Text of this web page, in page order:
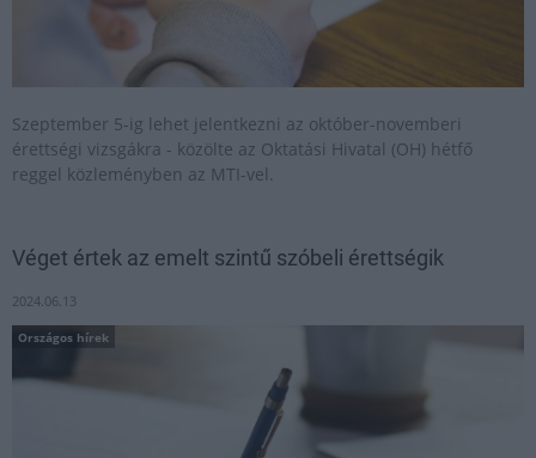
Szeptember 5-ig lehet jelentkezni az október-novemberi
érettségi vizsgákra - közölte az Oktatási Hivatal (OH) hétfő
reggel közleményben az MTI-vel.
Véget értek az emelt szintű szóbeli érettségik
2024.06.13
Országos hírek